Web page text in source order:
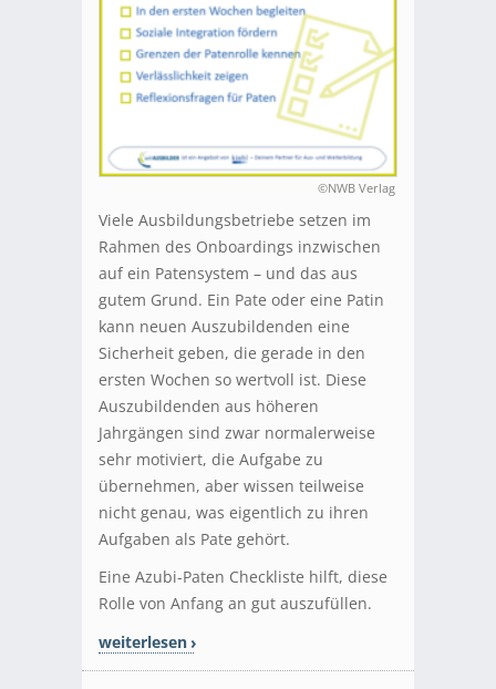
©NWB Verlag
Viele Ausbildungsbetriebe setzen im
Rahmen des Onboardings inzwischen
auf ein Patensystem – und das aus
gutem Grund. Ein Pate oder eine Patin
kann neuen Auszubildenden eine
Sicherheit geben, die gerade in den
ersten Wochen so wertvoll ist. Diese
Auszubildenden aus höheren
Jahrgängen sind zwar normalerweise
sehr motiviert, die Aufgabe zu
übernehmen, aber wissen teilweise
nicht genau, was eigentlich zu ihren
Aufgaben als Pate gehört.
Eine Azubi-Paten Checkliste hilft, diese
Rolle von Anfang an gut auszufüllen.
weiterlesen